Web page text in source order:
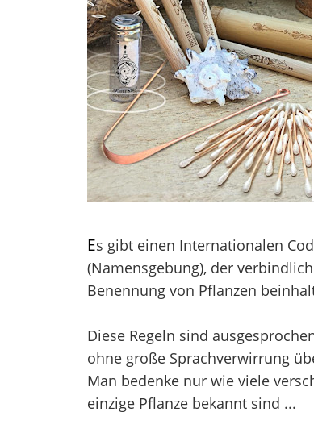
Es gibt einen Internationalen
(Namensgebung), der
Benennung von Pflanzen
Diese Regeln sind
ohne große Sprachverwirrung
Man bedenke nur wie viele
einzige Pflanze bekannt sind ...